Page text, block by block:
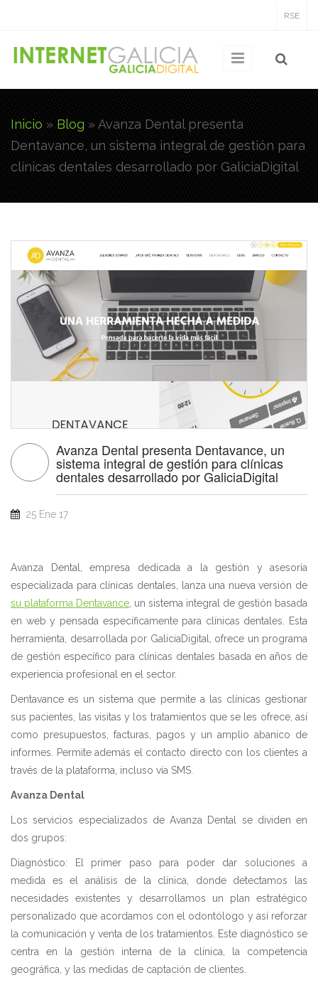
RSE
Usted está aquí
Inicio » Blog »Avanza Dental presenta
Dentavance, un sistema integral de gestión para
clínicas dentales desarrollado por GaliciaDigital
Avanza Dental presenta Dentavance, un
sistema integral de gestión para clínicas
dentales desarrollado por GaliciaDigital
25 Ene 17
Avanza Dental, empresa dedicada a la gestión y asesoría
especializada para clínicas dentales, lanza una nueva versión de
su plataforma Dentavance, un sistema integral de gestión basada
en web y pensada específicamente para clínicas dentales. Esta
herramienta, desarrollada por GaliciaDigital, ofrece un programa
de gestión específico para clínicas dentales basada en años de
experiencia profesional en el sector.
Dentavance es un sistema que permite a las clínicas gestionar
sus pacientes, las visitas y los tratamientos que se les ofrece, así
como presupuestos, facturas, pagos y un amplio abanico de
informes. Permite además el contacto directo con los clientes a
través de la plataforma, incluso vía SMS.
Avanza Dental
Los servicios especializados de Avanza Dental se dividen en
dos grupos:
Diagnóstico: El primer paso para poder dar soluciones a
medida es el análisis de la clínica, donde detectamos las
necesidades existentes y desarrollamos un plan estratégico
personalizado que acordamos con el odontólogo y así reforzar
la comunicación y venta de los tratamientos. Este diagnóstico se
centra en la gestión interna de la clínica, la competencia
geográfica, y las medidas de captación de clientes.